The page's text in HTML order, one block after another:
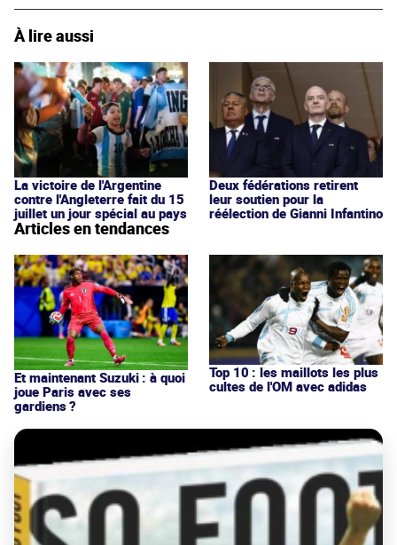
À lire aussi
La victoire de l'Argentine
contre l'Angleterre fait du 15
juillet un jour spécial au pays
Deux fédérations retirent
leur soutien pour la
réélection de Gianni Infantino
Articles en tendances
Et maintenant Suzuki : à quoi
joue Paris avec ses
gardiens ?
Top 10 : les maillots les plus
cultes de l'OM avec adidas